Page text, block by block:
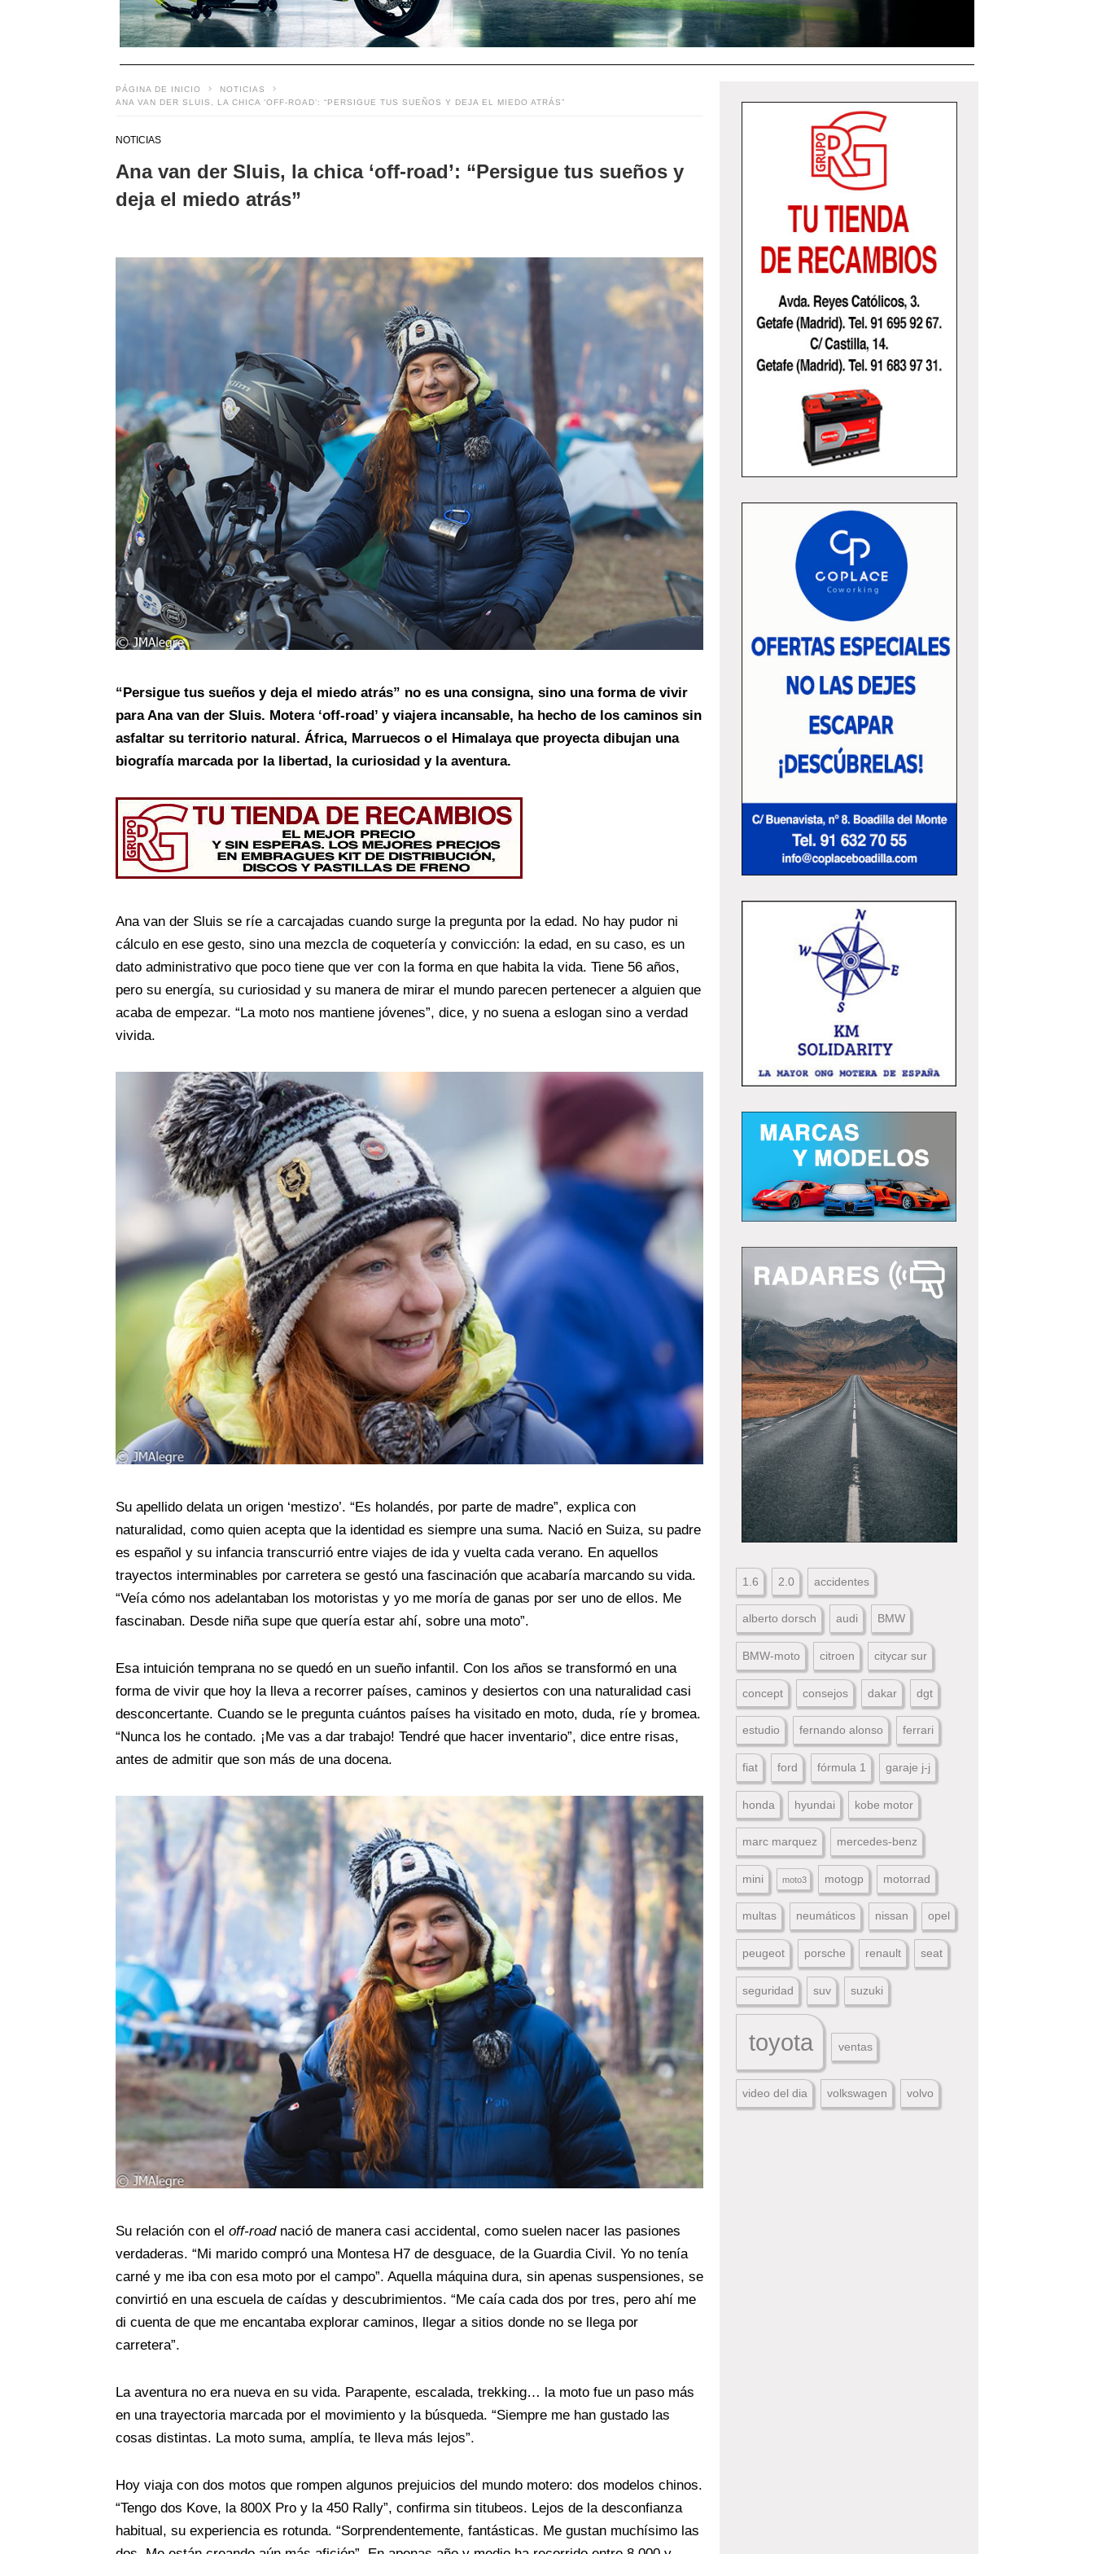
PÁGINA DE INICIO
NOTICIAS
ANA VAN DER SLUIS, LA CHICA ‘OFF-ROAD’: “PERSIGUE TUS SUEÑOS Y DEJA EL MIEDO ATRÁS”
NOTICIAS
Ana van der Sluis, la chica ‘off-road’: “Persigue tus sueños y
deja el miedo atrás”
“Persigue tus sueños y deja el miedo atrás” no es una consigna, sino una forma de vivir
para Ana van der Sluis. Motera ‘off-road’ y viajera incansable, ha hecho de los caminos sin
asfaltar su territorio natural. África, Marruecos o el Himalaya que proyecta dibujan una
biografía marcada por la libertad, la curiosidad y la aventura.
Ana van der Sluis se ríe a carcajadas cuando surge la pregunta por la edad. No hay pudor ni
cálculo en ese gesto, sino una mezcla de coquetería y convicción: la edad, en su caso, es un
dato administrativo que poco tiene que ver con la forma en que habita la vida. Tiene 56 años,
pero su energía, su curiosidad y su manera de mirar el mundo parecen pertenecer a alguien que
acaba de empezar. “La moto nos mantiene jóvenes”, dice, y no suena a eslogan sino a verdad
vivida.
Su apellido delata un origen ‘mestizo’. “Es holandés, por parte de madre”, explica con
naturalidad, como quien acepta que la identidad es siempre una suma. Nació en Suiza, su padre
es español y su infancia transcurrió entre viajes de ida y vuelta cada verano. En aquellos
trayectos interminables por carretera se gestó una fascinación que acabaría marcando su vida.
“Veía cómo nos adelantaban los motoristas y yo me moría de ganas por ser uno de ellos. Me
fascinaban. Desde niña supe que quería estar ahí, sobre una moto”.
Esa intuición temprana no se quedó en un sueño infantil. Con los años se transformó en una
forma de vivir que hoy la lleva a recorrer países, caminos y desiertos con una naturalidad casi
desconcertante. Cuando se le pregunta cuántos países ha visitado en moto, duda, ríe y bromea.
“Nunca los he contado. ¡Me vas a dar trabajo! Tendré que hacer inventario”, dice entre risas,
antes de admitir que son más de una docena.
Su relación con el off-roadnació de manera casi accidental, como suelen nacer las pasiones
verdaderas. “Mi marido compró una Montesa H7 de desguace, de la Guardia Civil. Yo no tenía
carné y me iba con esa moto por el campo”. Aquella máquina dura, sin apenas suspensiones, se
convirtió en una escuela de caídas y descubrimientos. “Me caía cada dos por tres, pero ahí me
di cuenta de que me encantaba explorar caminos, llegar a sitios donde no se llega por
carretera”.
La aventura no era nueva en su vida. Parapente, escalada, trekking… la moto fue un paso más
en una trayectoria marcada por el movimiento y la búsqueda. “Siempre me han gustado las
cosas distintas. La moto suma, amplía, te lleva más lejos”.
Hoy viaja con dos motos que rompen algunos prejuicios del mundo motero: dos modelos chinos.
“Tengo dos Kove, la 800X Pro y la 450 Rally”, confirma sin titubeos. Lejos de la desconfianza
habitual, su experiencia es rotunda. “Sorprendentemente, fantásticas. Me gustan muchísimo las
1.6 2.0 accidentes
alberto dorsch audi BMW
BMW-moto citroen citycar sur
concept consejos dakar dgt
estudio fernando alonso ferrari
fiat ford fórmula 1 garaje j-j
honda hyundai kobe motor
marc marquez mercedes-benz
mini moto3 motogp motorrad
multas neumáticos nissan opel
peugeot porsche renault seat
seguridad suv suzuki
toyota ventas
video del dia volkswagen volvo